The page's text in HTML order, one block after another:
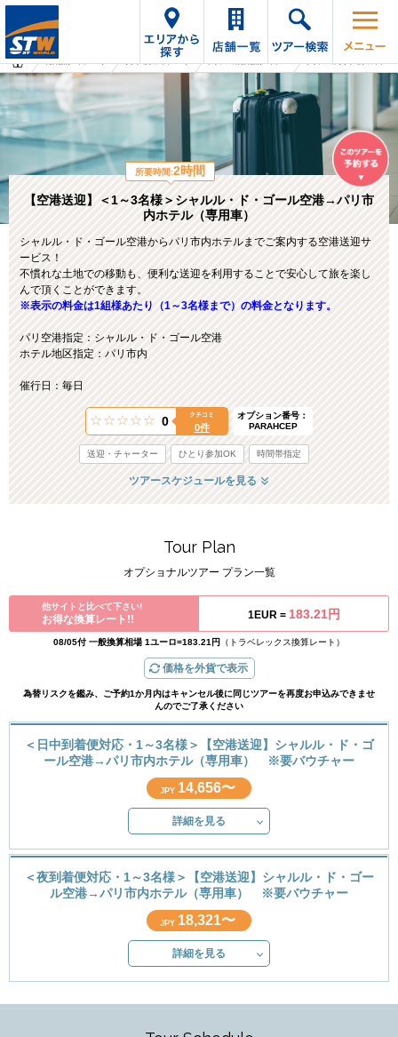
【空港送迎】＜1～3名様＞シャルル・ド・ゴール空港→パリ市
内ホテル（専用車）
シャルル・ド・ゴール空港からパリ市内ホテルまでご案内する空港送迎サ
ービス！
不慣れな土地での移動も、便利な送迎を利用することで安心して旅を楽し
んで頂くことができます。
※表示の料金は1組様あたり（1～3名様まで）の料金となります。
パリ空港指定：シャルル・ド・ゴール空港
ホテル地区指定：パリ市内
催行日：毎日
0 クチコミ
0件
オプション番号：
PARAHCEP
送迎・チャーター ひとり参加OK 時間帯指定
所要時間:2時間
ツアースケジュールを見る
Tour Plan
オプショナルツアー プラン一覧
他サイトと比べて下さい!
お得な換算レート!! 1EUR = 183.21円
08/05付 一般換算相場 1ユーロ=183.21円 （トラベレックス換算レート）
価格を外貨で表示
為替リスクを鑑み、ご予約1か月内はキャンセル後に同じツアーを再度お申込みできませ
んのでご了承ください
＜日中到着便対応・1～3名様＞【空港送迎】シャルル・ド・ゴ
ール空港→パリ市内ホテル（専用車） ※要バウチャー
JPY 14,656〜
詳細を見る
＜夜到着便対応・1～3名様＞【空港送迎】シャルル・ド・ゴー
ル空港→パリ市内ホテル（専用車） ※要バウチャー
JPY 18,321〜
詳細を見る